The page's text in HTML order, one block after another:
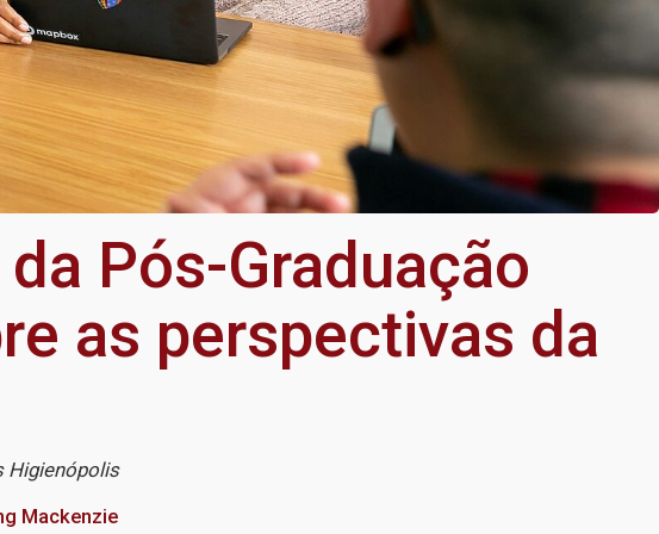
Pós-Graduação
as perspectivas da
Higienópolis
Mackenzie